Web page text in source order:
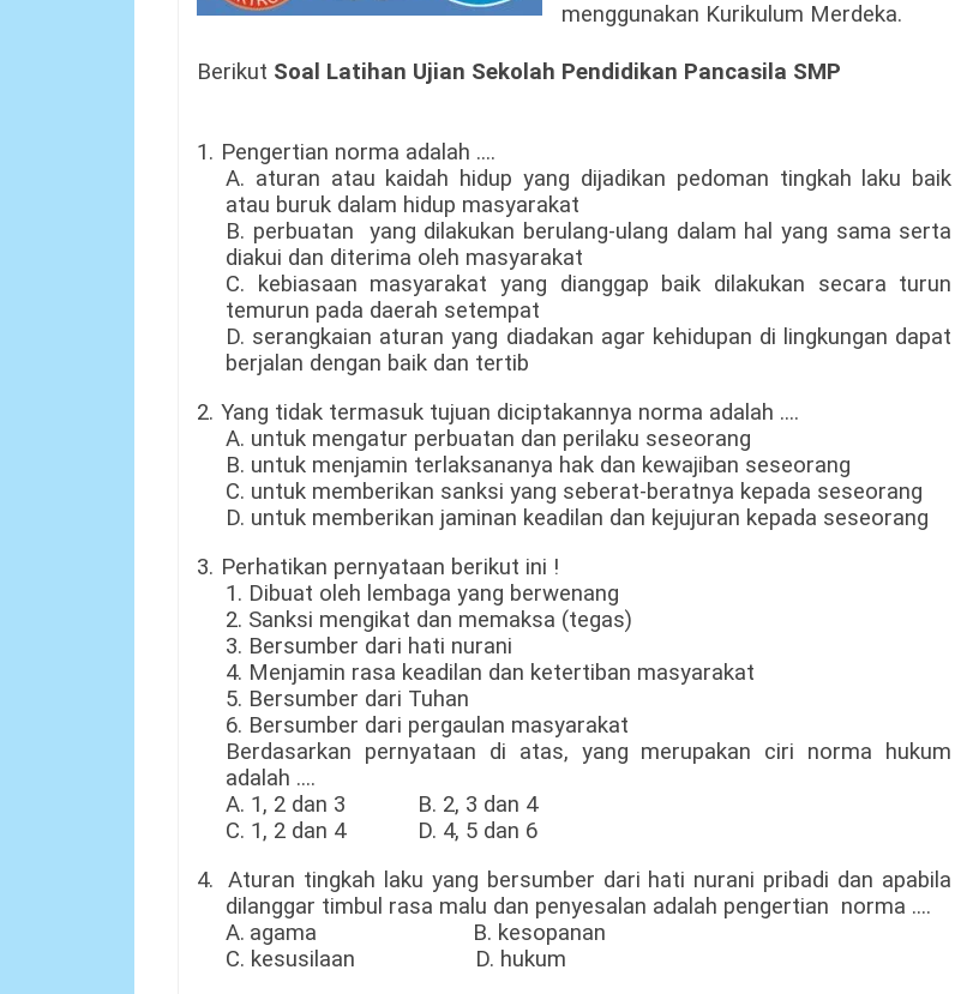
menggunakan Kurikulum Merdeka.
Berikut Soal Latihan Ujian Sekolah Pendidikan Pancasila SMP
1. Pengertian norma adalah ....
A. aturan atau kaidah hidup yang dijadikan pedoman tingkah laku baik
atau buruk dalam hidup masyarakat
B. perbuatan yang dilakukan berulang-ulang dalam hal yang sama serta
diakui dan diterima oleh masyarakat
C.
kebiasaan masyarakat yang dianggap baik dilakukan secara turun
temurun pada daerah setempat
D. serangkaian aturan yang diadakan agar kehidupan di lingkungan dapat
berjalan dengan baik dan tertib
2. Yang tidak termasuk tujuan diciptakannya norma adalah ....
A. untuk mengatur perbuatan dan perilaku seseorang
B. untuk menjamin terlaksananya hak dan kewajiban seseorang
C. untuk memberikan sanksi yang seberat-beratnya kepada seseorang
D. untuk memberikan jaminan keadilan dan kejujuran kepada seseorang
3. Perhatikan pernyataan berikut ini !
1. Dibuat oleh lembaga yang berwenang
2. Sanksi mengikat dan memaksa (tegas)
3. Bersumber dari hati nurani
4. Menjamin rasa keadilan dan ketertiban masyarakat
5. Bersumber dari Tuhan
6. Bersumber dari pergaulan masyarakat
Berdasarkan pernyataan di atas, yang merupakan ciri norma hukum
adalah ....
A. 1, 2 dan 3 B. 2, 3 dan 4
C. 1, 2 dan 4
D. 4, 5 dan 6
4. Aturan tingkah laku yang bersumber dari hati nurani pribadi dan apabila
dilanggar timbul rasa malu dan penyesalan adalah pengertian norma ....
A. agama B. kesopanan
C. kesusilaan
D. hukum